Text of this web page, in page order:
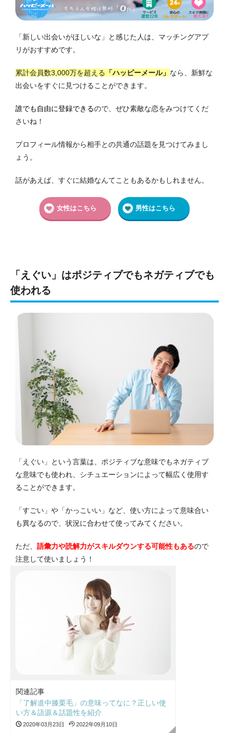
「新しい出会いがほしいな」と感じた人は、マッチングアプ
リがおすすめです。
累計会員数3,000万を超える 「ハッピーメール」 なら、新鮮な
出会いをすぐに見つけることができます。
誰でも自由に登録できるので、ぜひ素敵な恋をみつけてくだ
さいね！
プロフィール情報から相手との共通の話題を見つけてみまし
ょう。
話があえば、すぐに結婚なんてこともあるかもしれません。
女性はこちら 男性はこちら
「えぐい」はポジティブでもネガティブでも
使われる
「えぐい」という言葉は、ポジティブな意味でもネガティブ
な意味でも使われ、シチュエーションによって幅広く使用す
ることができます。
「すごい」や「かっこいい」など、使い方によって意味合い
も異なるので、状況に合わせて使ってみてください。
ただ、 語彙力や読解力がスキルダウンする可能性もあるので
注意して使いましょう！
関連記事
「了解道中膝栗毛」の意味ってなに？正しい使
い方＆語源＆話題性を紹介
2020年03月23日 2022年09月10日